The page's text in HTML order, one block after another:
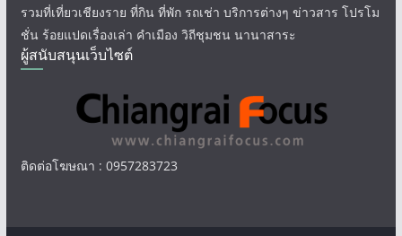
รวมที่เที่ยวเชียงราย ที่กิน ที่พัก รถเช่า บริการต่างๆ ข่าวสาร โปรโม
ชั่น ร้อยแปดเรื่องเล่า คำเมือง วิถีชุมชน นานาสาระ
ผู้สนับสนุนเว็บไซต์
ติดต่อโฆษณา : 0957283723